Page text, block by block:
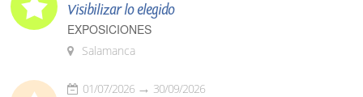
Visibilizar lo elegido
EXPOSICIONES
Salamanca
01/07/2026 30/09/2026